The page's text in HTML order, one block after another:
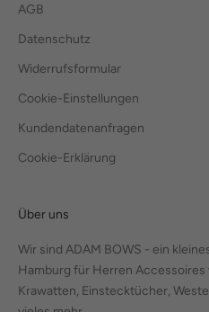
AGB
Datenschutz
Widerrufsformular
Cookie-Einstellungen
Kundendatenanfragen
Cookie-Erklärung
Über uns
Wir sind ADAM BOWS - ein
Hamburg für Herren Accessoires
Krawatten, Einstecktücher,